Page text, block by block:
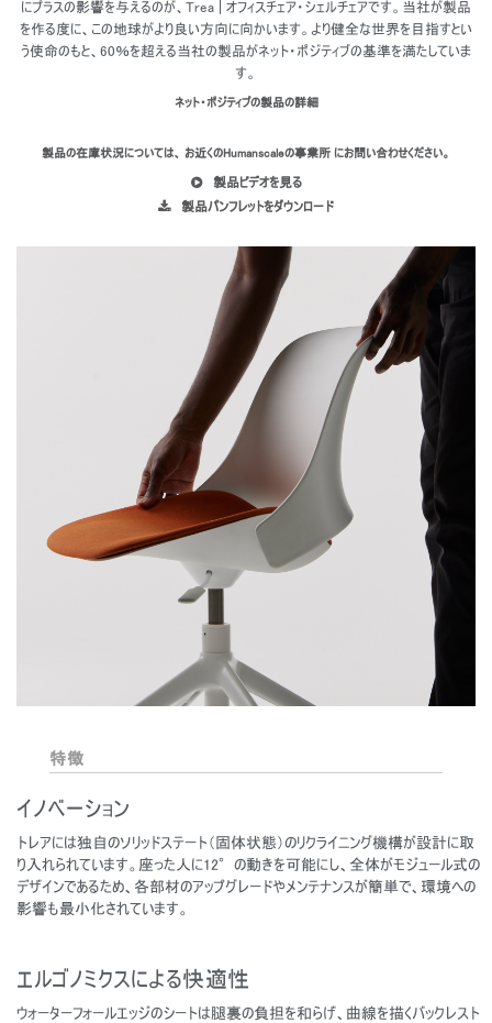
にプラスの影響を与えるのが、Trea | オフィスチェア・シェルチェアです。当社が製品
を作る度に、この地球がより良い方向に向かいます。より健全な世界を目指すとい
う使命のもと、60％を超える当社の製品がネット・ポジティブの基準を満たしていま
す。
ネット・ポジティブの製品の詳細
製品の在庫状況については、 お近くのHumanscaleの事業所 にお問い合わせください。
製品ビデオを見る
製品パンフレットをダウンロード
特徴
イノベーション
トレアには独自のソリッドステート（固体状態）のリクライニング機構が設計に取
り入れられています。座った人に12°の動きを可能にし、全体がモジュール式の
デザインであるため、各部材のアップグレードやメンテナンスが簡単で、環境への
影響も最小化されています。
エルゴノミクスによる快適性
ウォーターフォールエッジのシートは腿裏の負担を和らげ、曲線を描くバックレスト